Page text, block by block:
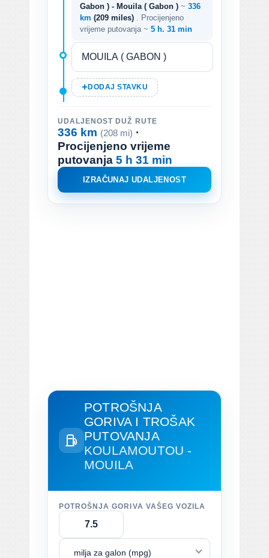
Gabon ) - Mouila ( Gabon ) ~ 336
km (209 miles)
. Procijenjeno
vrijeme putovanja ~ 5 h. 31 min
DODAJ STAVKU
UDALJENOST DUŽ RUTE
336 km (208 mi) ·
Procijenjeno vrijeme
putovanja 5 h 31 min
IZRAČUNAJ UDALJENOST
POTROŠNJA
GORIVA I TROŠAK
PUTOVANJA
KOULAMOUTOU -
MOUILA
POTROŠNJA GORIVA VAŠEG VOZILA
milja za galon (mpg)